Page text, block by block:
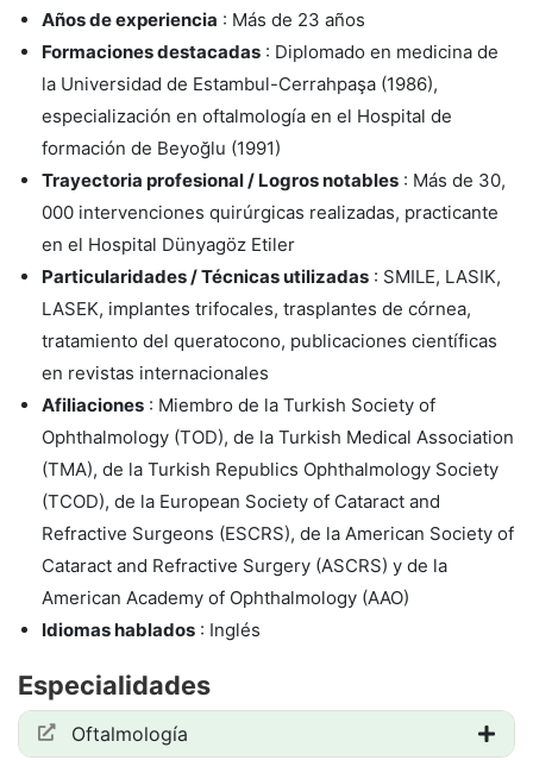
Años de experiencia : Más de 23 años
Formaciones destacadas : Diplomado en medicina de
la Universidad de Estambul-Cerrahpaşa (1986),
especialización en oftalmología en el Hospital de
formación de Beyoğlu (1991)
Trayectoria profesional / Logros notables : Más de 30,
000 intervenciones quirúrgicas realizadas, practicante
en el Hospital Dünyagöz Etiler
Particularidades / Técnicas utilizadas : SMILE, LASIK,
LASEK, implantes trifocales, trasplantes de córnea,
tratamiento del queratocono, publicaciones científicas
en revistas internacionales
Afiliaciones : Miembro de la Turkish Society of
Ophthalmology (TOD), de la Turkish Medical Association
(TMA), de la Turkish Republics Ophthalmology Society
(TCOD), de la European Society of Cataract and
Refractive Surgeons (ESCRS), de la American Society of
Cataract and Refractive Surgery (ASCRS) y de la
American Academy of Ophthalmology (AAO)
Idiomas hablados : Inglés
Especialidades
Oftalmología